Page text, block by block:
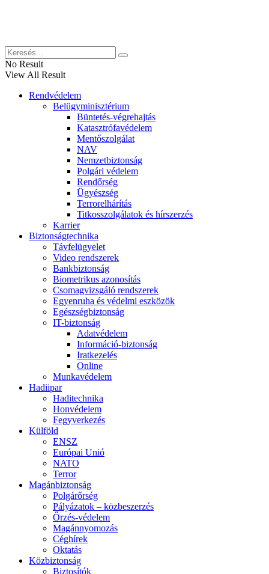
No Result
View All Result
Rendvédelem
Belügyminisztérium
Büntetés-végrehajtás
Katasztrófavédelem
Mentőszolgálat
NAV
Nemzetbiztonság
Polgári védelem
Rendőrség
Ügyészség
Terrorelhárítás
Titkosszolgálatok és hírszerzés
Karrier
Biztonságtechnika
Távfelügyelet
Video rendszerek
Bankbiztonság
Biometrikus azonosítás
Csomagvizsgáló rendszerek
Egyenruha és védelmi eszközök
Egészségbiztonság
IT-biztonság
Adatvédelem
Információ-biztonság
Iratkezelés
Online
Munkavédelem
Hadiipar
Haditechnika
Honvédelem
Fegyverkezés
Külföld
ENSZ
Európai Unió
NATO
Terror
Magánbiztonság
Polgárőrség
Pályázatok – közbeszerzés
Őrzés-védelem
Magánnyomozás
Céghírek
Oktatás
Közbiztonság
Biztosítók